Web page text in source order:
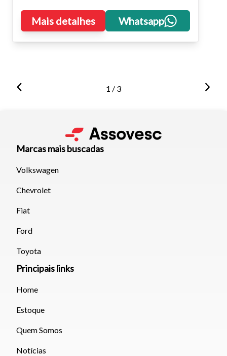
Mais detalhes Whatsapp
1 / 3
Marcas mais buscadas
Volkswagen
Chevrolet
Fiat
Ford
Toyota
Principais links
Home
Estoque
Quem Somos
Notícias